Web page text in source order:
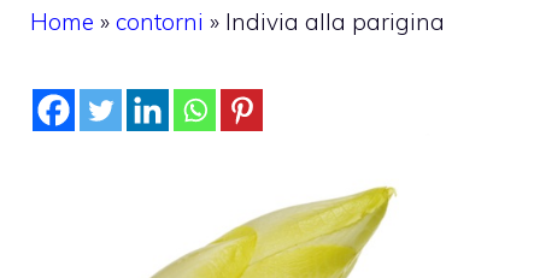
Home » contorni » Indivia alla parigina